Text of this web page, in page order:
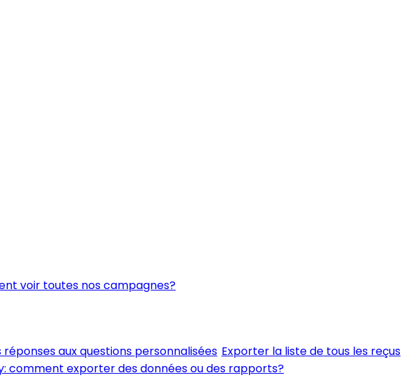
voir toutes nos campagnes?
aux questions personnalisées Exporter la liste de tous les reçus
comment exporter des données ou des rapports?